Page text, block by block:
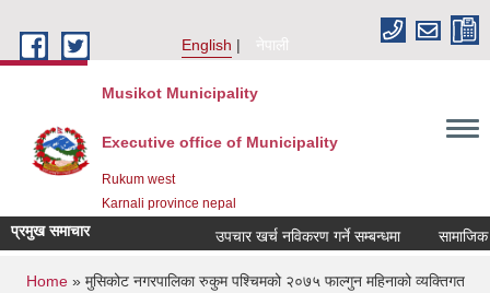
English
नेपाली
Musikot Municipality
Executive office of Municipality
Rukum west
Karnali province nepal
प्रमुख समाचार उपचार खर्च नविकरण गर्ने सम्बन्धमा
Home» मुसिकोट नगरपालिका रुकुम पश्चिमको २०७५ फाल्गुन महिनाको व्यक्तिगत